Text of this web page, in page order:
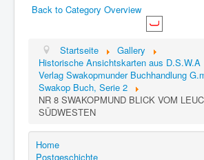
Back to Category Overview
Startseite
Gallery
Historische Ansichtskarten aus D.S.W.A
Verlag Swakopmunder Buchhandlung
Swakop Buch, Serie 2
NR 8 SWAKOPMUND BLICK VOM
SÜDWESTEN
Home
Postgeschichte